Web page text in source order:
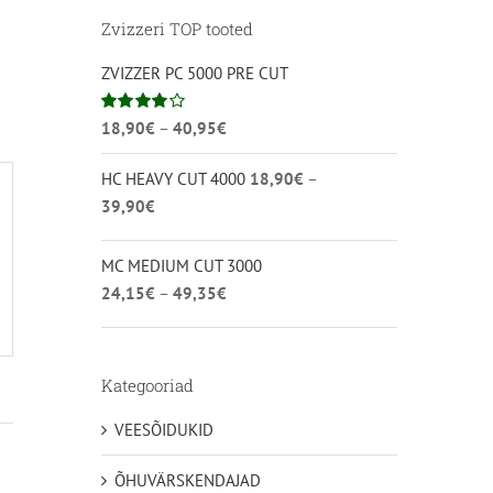
Zvizzeri TOP tooted
ZVIZZER PC 5000 PRE CUT
Hinnanguga
4.00
18,90€ – 40,95€Hinnavahemik:
18,90€
kuni
HC HEAVY CUT 4000 18,90€ –
39,90€Hinnavahemik:
kuni
39,90€
MC MEDIUM CUT 3000
24,15€ – 49,35€Hinnavahemik:
Kategooriad
VEESÕIDUKID
ÕHUVÄRSKENDAJAD